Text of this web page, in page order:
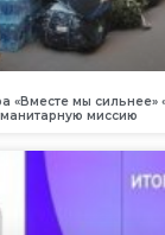
«Вместе мы сильнее»
миссию